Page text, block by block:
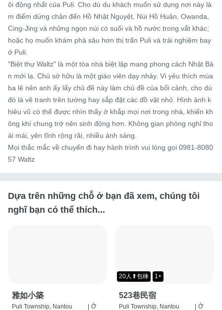
ôi động nhất của Puli. Cho dù du khách muốn sử dụng nơi này là
m điểm dừng chân đến Hồ Nhật Nguyệt, Núi Hồ Huân, Owanda,
Cing-Jing và những ngọn núi có suối và hồ nước trong vắt khác;
hoặc họ muốn khám phá sâu hơn thị trấn Puli và trải nghiệm bay
ở Puli.
"Biệt thự Waltz" là một tòa nhà biệt lập mang phong cách Nhật Bả
n mới lạ. Chủ sở hữu là một giáo viên dạy nhảy. Vì yêu thích múa
ba lê nên anh ấy lấy chủ đề này làm chủ đề của bối cảnh, cho dù
đó là vẽ tranh trên tường hay sắp đặt các đồ vật nhỏ. Hình ảnh k
hiêu vũ có thể được nhìn thấy ở khắp mọi nơi trong nhà, khiến kh
ông khí chung trở nên sinh động hơn. Không gian phòng nghỉ tho
ải mái, yên tĩnh rộng rãi, nhiều ánh sáng.
Mọi thắc mắc về chuyến đi hay hành trình vui lòng gọi 0981-8080
57 Waltz
Dựa trên những chỗ ở bạn đã xem, chúng tôi
nghĩ bạn có thể thích...
雅如小築
Puli Township, Nantou
| Ở
20人⬆包棟 1+
523巷民宿
Puli Township, Nantou
| Ở